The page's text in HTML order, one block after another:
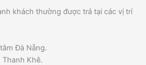
khách thường được trả tại các vị trí
Đà Nẵng.
Thanh Khê.